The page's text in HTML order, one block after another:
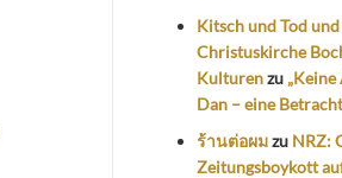
Kitsch und Tod
Christuskirche
Kulturenzu „Keine
Dan – eine
ร้านต่อผมzu NRZ:
Zeitungsboykott